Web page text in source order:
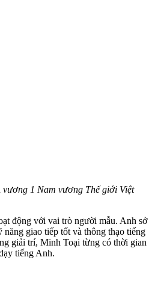
1 Nam vương Thế giới Việt
động với vai trò người mẫu. Anh sở
giao tiếp tốt và thông thạo tiếng
giải trí, Minh Toại từng có thời gian
tiếng Anh.